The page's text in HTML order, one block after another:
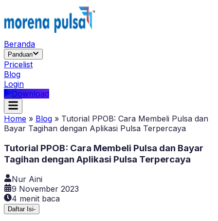
Beranda
Panduan
Pricelist
Blog
Login
Download
Home » Blog » Tutorial PPOB: Cara Membeli Pulsa dan
Bayar Tagihan dengan Aplikasi Pulsa Terpercaya
Tutorial PPOB: Cara Membeli Pulsa dan Bayar
Tagihan dengan Aplikasi Pulsa Terpercaya
Nur Aini
9 November 2023
4 menit baca
Daftar Isi-